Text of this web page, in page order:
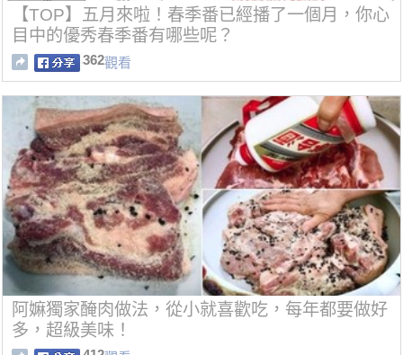
【TOP】五月來啦！春季番已經播了一個月，你心
目中的優秀春季番有哪些呢？
362觀看
阿嫲獨家醃肉做法，從小就喜歡吃，每年都要做好
多，超級美味！